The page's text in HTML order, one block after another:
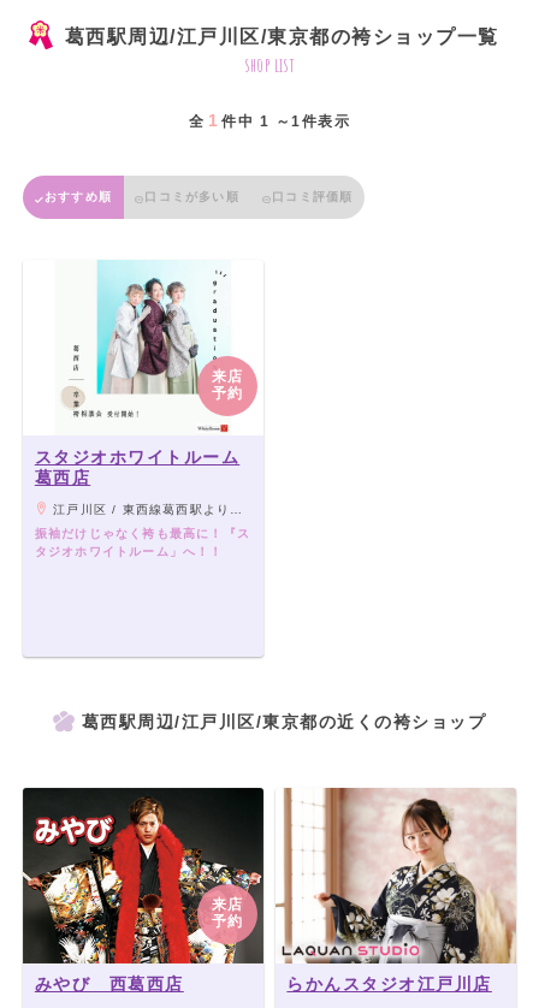
葛西駅周辺/江戸川区/東京都の袴ショップ一覧
shop list
全 1 件中 1 ～1件表示
おすすめ順 口コミが多い順 口コミ評価順
来店
予約
スタジオホワイトルーム
葛西店
江戸川区 / 東西線葛西駅より徒歩3分
振袖だけじゃなく袴も最高に！『ス
タジオホワイトルーム」へ！！
葛西駅周辺/江戸川区/東京都の近くの袴ショップ
来店
予約
みやび 西葛西店 らかんスタジオ江戸川店